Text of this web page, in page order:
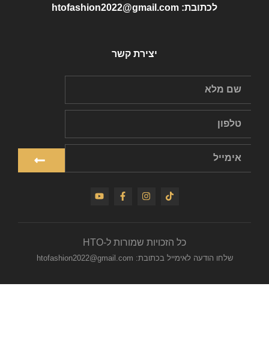
לכתובת: htofashion2022@gmail.com
יצירת קשר
כל הזכויות שמורות ל-HTO
שלחו הודעה לאימייל בכתובת: htofashion2022@gmail.com